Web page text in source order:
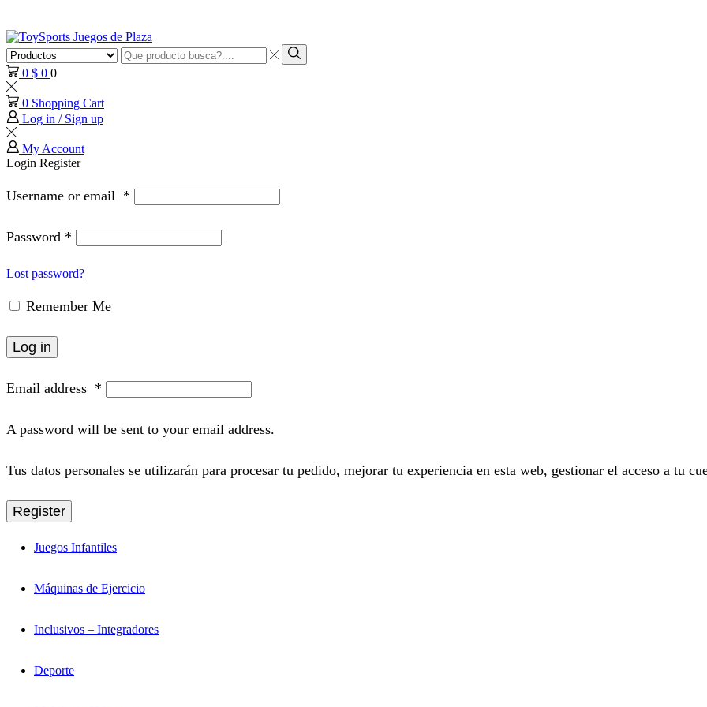
Search
input
Search
0 $ 0 0
0 Shopping Cart
Log in / Sign up
My Account
Login Register
Username or email *
Password *
Lost password?
Remember Me
Log in
Email address *
A password will be sent to your email address.
Tus datos personales se utilizarán para procesar tu pedido, mejorar tu experiencia en esta web, gestionar el acceso a tu
Register
Juegos Infantiles
Máquinas de Ejercicio
Inclusivos – Integradores
Deporte